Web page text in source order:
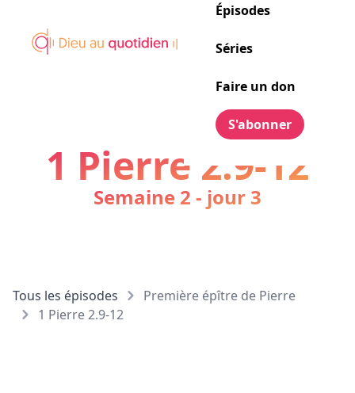
Épisodes
Séries
Faire un don
S'abonner
1 Pierre 2.9-12
Semaine 2 - jour 3
Tous les épisodes
Première épître de Pierre
1 Pierre 2.9-12